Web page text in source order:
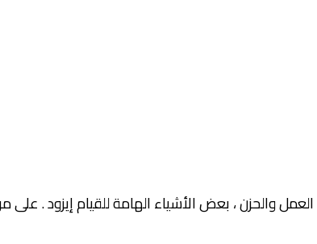
والحزن ، بعض الأشياء الهامة للقيام إيزود . على